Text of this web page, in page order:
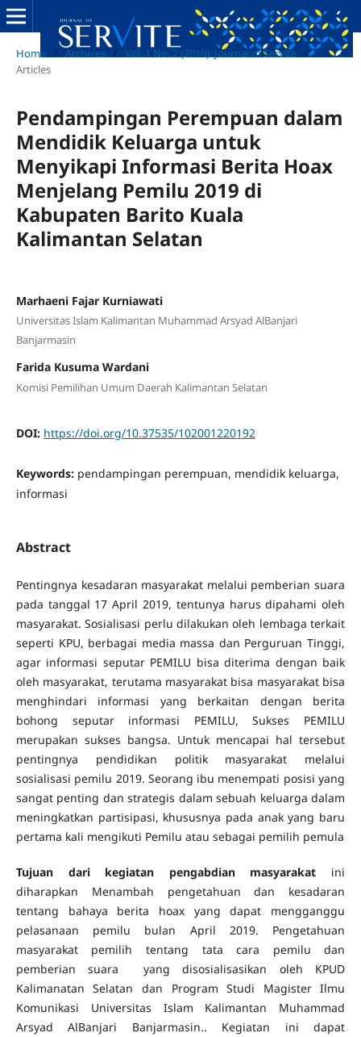
Home / Archives / Vol. 1 No. 2 (2019): Journal of Servite /
Articles
Pendampingan Perempuan dalam
Mendidik Keluarga untuk
Menyikapi Informasi Berita Hoax
Menjelang Pemilu 2019 di
Kabupaten Barito Kuala
Kalimantan Selatan
Marhaeni Fajar Kurniawati
Universitas Islam Kalimantan Muhammad Arsyad AlBanjari
Banjarmasin
Farida Kusuma Wardani
Komisi Pemilihan Umum Daerah Kalimantan Selatan
DOI: https://doi.org/10.37535/102001220192
Keywords: pendampingan perempuan, mendidik keluarga,
informasi
Abstract
Pentingnya kesadaran masyarakat melalui pemberian suara
pada tanggal 17 April 2019, tentunya harus dipahami oleh
masyarakat. Sosialisasi perlu dilakukan oleh lembaga terkait
seperti KPU, berbagai media massa dan Perguruan Tinggi,
agar informasi seputar PEMILU bisa diterima dengan baik
oleh masyarakat, terutama masyarakat bisa masyarakat bisa
menghindari informasi yang berkaitan dengan berita
bohong seputar informasi PEMILU, Sukses PEMILU
merupakan sukses bangsa. Untuk mencapai hal tersebut
pentingnya pendidikan politik masyarakat melalui
sosialisasi pemilu 2019. Seorang ibu menempati posisi yang
sangat penting dan strategis dalam sebuah keluarga dalam
meningkatkan partisipasi, khususnya pada anak yang baru
pertama kali mengikuti Pemilu atau sebagai pemilih pemula
Tujuan dari kegiatan pengabdian masyarakat ini
diharapkan Menambah pengetahuan dan kesadaran
tentang bahaya berita hoax yang dapat mengganggu
pelasanaan pemilu bulan April 2019. Pengetahuan
masyarakat pemilih tentang tata cara pemilu dan
pemberian suara yang disosialisasikan oleh KPUD
Kalimanatan Selatan dan Program Studi Magister Ilmu
Komunikasi Universitas Islam Kalimantan Muhammad
Arsyad AlBanjari Banjarmasin.. Kegiatan ini dapat